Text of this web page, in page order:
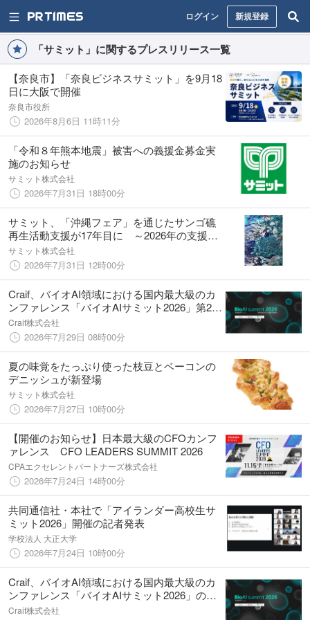
ログイン 新規登録
「サミット」に関するプレスリリース一覧
【奈良市】「奈良ビジネスサミット」を9月18
日に大阪で開催
奈良市役所
2026年8月6日 11時11分
「令和８年熊本地震」被害への義援金募金実
施のお知らせ
サミット株式会社
2026年7月31日 18時00分
サミット、「沖縄フェア」を通じたサンゴ礁
再生活動支援が17年目に ～2026年の支援は
528,000円～
サミット株式会社
2026年7月31日 12時00分
Craif、バイオAI領域における国内最大級のカ
ンファレンス「バイオAIサミット2026」第2弾
登壇者発表
Craif株式会社
2026年7月29日 08時00分
夏の味覚をたっぷり使った枝豆とベーコンの
デニッシュが新登場
サミット株式会社
2026年7月27日 10時00分
【開催のお知らせ】日本最大級のCFOカンフ
ァレンス CFO LEADERS SUMMIT 2026
CPAエクセレントパートナーズ株式会社
2026年7月24日 14時00分
共同通信社・本社で「アイランダー高校生サ
ミット2026」開催の記者発表
学校法人 大正大学
2026年7月24日 10時00分
Craif、バイオAI領域における国内最大級のカ
ンファレンス「バイオAIサミット2026」の開
催決定
Craif株式会社